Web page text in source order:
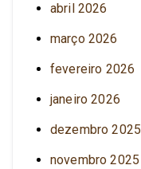
abril 2026
março 2026
fevereiro 2026
janeiro 2026
dezembro 2025
novembro 2025